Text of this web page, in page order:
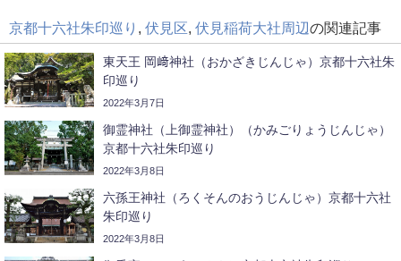
京都十六社朱印巡り 伏見区 伏見稲荷大社周辺の関連記事
東天王 岡﨑神社（おかざきじんじゃ）京都十六社朱
印巡り
2022年3月7日
御霊神社（上御霊神社）（かみごりょうじんじゃ）
京都十六社朱印巡り
2022年3月8日
六孫王神社（ろくそんのおうじんじゃ）京都十六社
朱印巡り
2022年3月8日